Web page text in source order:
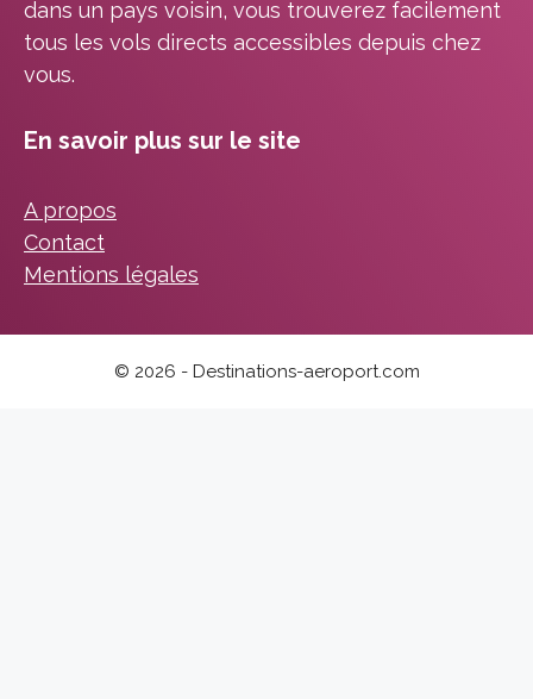
dans un pays voisin, vous trouverez facilement
tous les vols directs accessibles depuis chez
vous.
En savoir plus sur le site
A propos
Contact
Mentions légales
© 2026 - Destinations-aeroport.com